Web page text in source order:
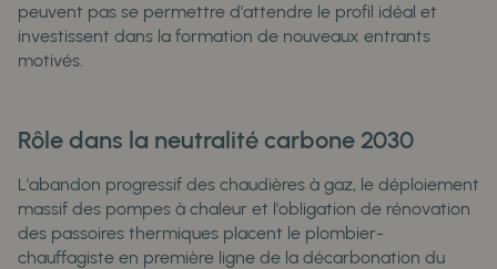
peuvent pas se permettre d'attendre le profil idéal et
investissent dans la formation de nouveaux entrants
motivés.
Rôle dans la neutralité carbone 2030
L'abandon progressif des chaudières à gaz, le déploiement
massif des pompes à chaleur et l'obligation de rénovation
des passoires thermiques placent le plombier-
chauffagiste en première ligne de la décarbonation du